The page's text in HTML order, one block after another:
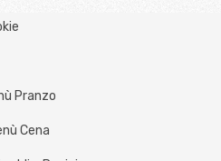
Pranzo
Cena